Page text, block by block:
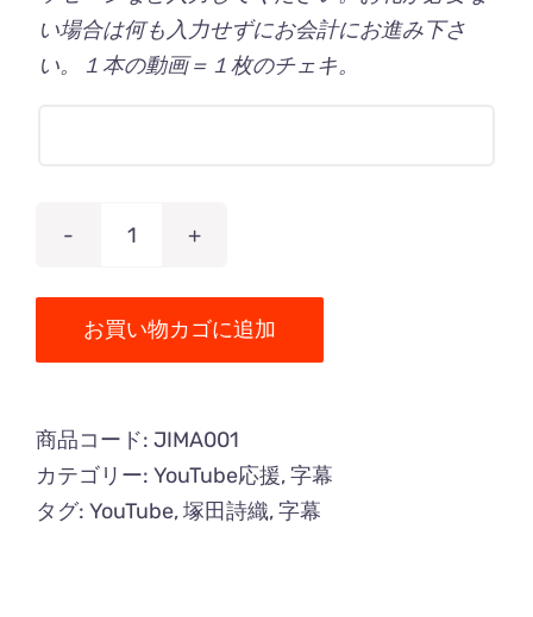
い場合は何も入力せずにお会計にお進み下さ
い。１本の動画＝１枚のチェキ。
字
個
お買い物カゴに追加
商品コード: JIMA001
カテゴリー: YouTube応援,字幕
タグ: YouTube,塚田詩織,字幕